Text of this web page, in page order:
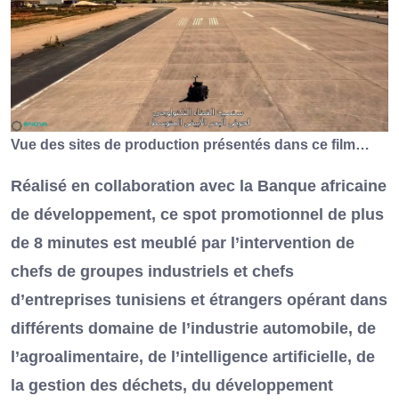
Vue des sites de production présentés dans ce film…
Réalisé en collaboration avec la Banque africaine
de développement, ce spot promotionnel de plus
de 8 minutes est meublé par l’intervention de
chefs de groupes industriels et chefs
d’entreprises tunisiens et étrangers opérant dans
différents domaine de l’industrie automobile, de
l’agroalimentaire, de l’intelligence artificielle, de
la gestion des déchets, du développement